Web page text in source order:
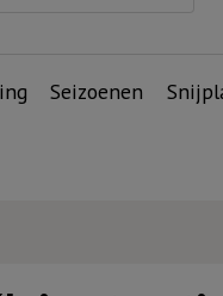
Seizoenen